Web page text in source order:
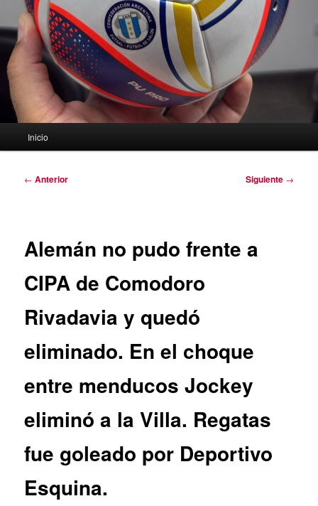
Inicio
Navegación
← Anterior Siguiente →
Alemán no pudo frente a
CIPA de Comodoro
Rivadavia y quedó
eliminado. En el choque
entre menducos Jockey
eliminó a la Villa. Regatas
fue goleado por Deportivo
Esquina.